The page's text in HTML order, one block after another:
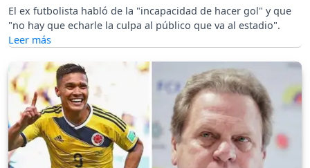
El ex futbolista habló de la "incapacidad de hacer gol" y que
"no hay que echarle la culpa al público que va al estadio".